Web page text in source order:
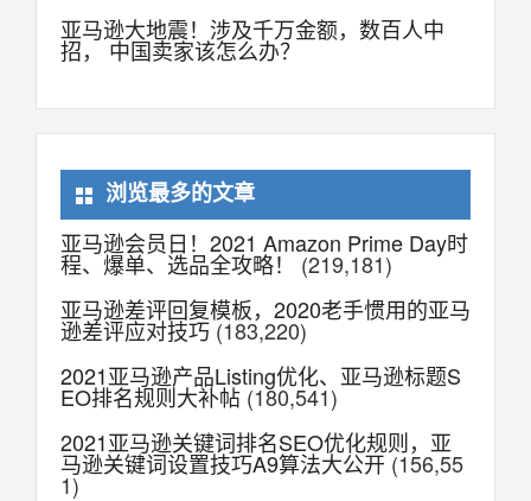
亚马逊大地震！涉及千万金额，数百人中
招， 中国卖家该怎么办？
浏览最多的文章
亚马逊会员日！2021 Amazon Prime Day时
程、爆单、选品全攻略！
(219,181)
亚马逊差评回复模板，2020老手惯用的亚马
逊差评应对技巧(183,220)
2021亚马逊产品Listing优化、亚马逊标题S
EO排名规则大补帖 (180,541)
2021亚马逊关键词排名SEO优化规则，亚
马逊关键词设置技巧A9算法大公开(156,55
1)